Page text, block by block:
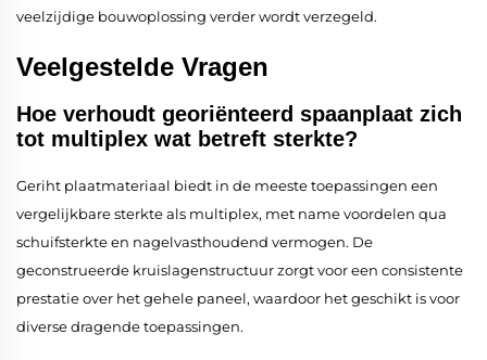
veelzijdige bouwoplossing verder wordt verzegeld.
Veelgestelde Vragen
Hoe verhoudt georiënteerd spaanplaat zich
tot multiplex wat betreft sterkte?
Geriht plaatmateriaal biedt in de meeste toepassingen een
vergelijkbare sterkte als multiplex, met name voordelen qua
schuifsterkte en nagelvasthoudend vermogen. De
geconstrueerde kruislagenstructuur zorgt voor een consistente
prestatie over het gehele paneel, waardoor het geschikt is voor
diverse dragende toepassingen.